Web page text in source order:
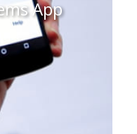
et
App